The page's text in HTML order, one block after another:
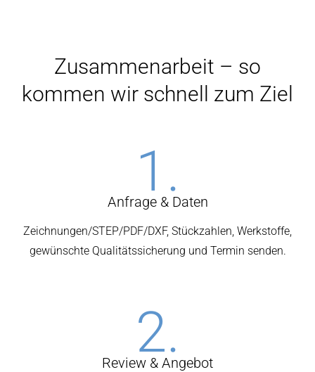
Zusammenarbeit – so
kommen wir schnell zum Ziel
1.
Anfrage & Daten
Zeichnungen/STEP/PDF/DXF, Stückzahlen, Werkstoffe,
gewünschte Qualitätssicherung und Termin senden.
2.
Review & Angebot